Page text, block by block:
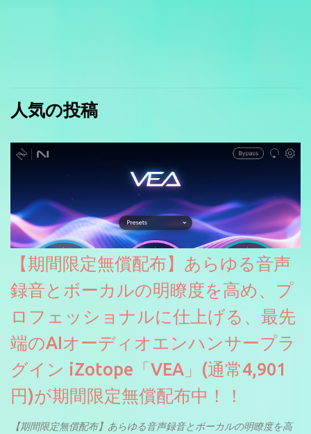
人気の投稿
【期間限定無償配布】あらゆる音声
録音とボーカルの明瞭度を高め、プ
ロフェッショナルに仕上げる、最先
端のAIオーディオエンハンサープラ
グイン iZotope「VEA」(通常4,901
円)が期間限定無償配布中！！
【期間限定無償配布】あらゆる音声録音とボーカルの明瞭度を高